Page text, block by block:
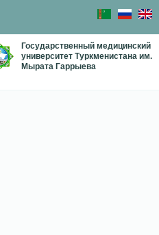
Государственный медицинский
университет Туркменистана им.
Мырата Гаррыева